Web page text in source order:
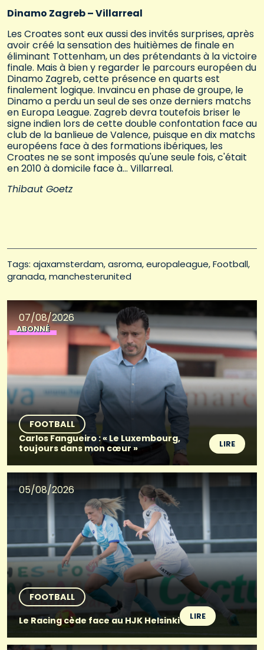
Dinamo Zagreb – Villarreal
Les Croates sont eux aussi des invités surprises, après
avoir créé la sensation des huitièmes de finale en
éliminant Tottenham, un des prétendants à la victoire
finale. Mais à bien y regarder le parcours européen du
Dinamo Zagreb, cette présence en quarts est
finalement logique. Invaincu en phase de groupe, le
Dinamo a perdu un seul de ses onze derniers matchs
en Europa League. Zagreb devra toutefois briser le
signe indien lors de cette double confontation face au
club de la banlieue de Valence, puisque en dix matchs
européens face à des formations ibériques, les
Croates ne se sont imposés qu'une seule fois, c'était
en 2010 à domicile face à… Villarreal.
Thibaut Goetz
Tags: ajaxamsterdam asroma europaleague Football
granada manchesterunited
07/08/2026
ABONNÉ
FOOTBALL
Carlos Fangueiro : « Le Luxembourg,
toujours dans mon cœur »
LIRE
05/08/2026
FOOTBALL
Le Racing cède face au HJK Helsinki
LIRE